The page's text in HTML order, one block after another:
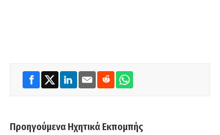
Προηγούμενα Ηχητικά Εκπομπής